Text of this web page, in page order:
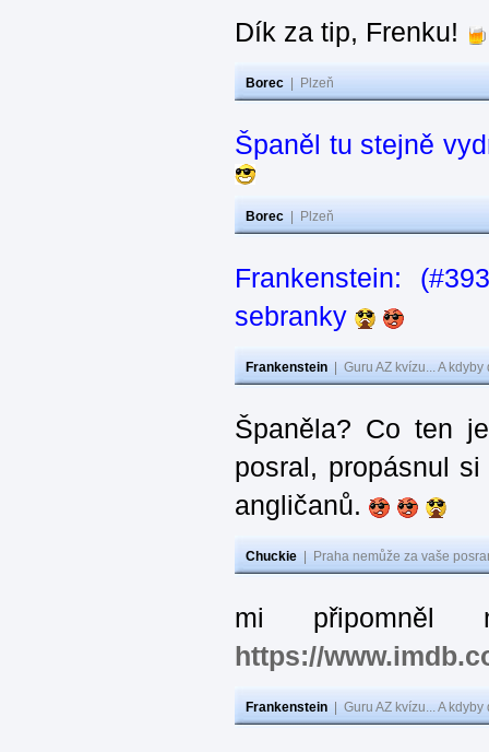
Dík za tip, Frenku!
Borec Plzeň
Španěl tu stejně
Borec Plzeň
Frankenstein:
sebranky
Frankenstein Guru AZ kvízu... A
Španěla? Co ten
posral, propásnul
angličanů.
Chuckie Praha nemůže za vaše
mi připomněl
https://
Frankenstein Guru AZ kvízu... A